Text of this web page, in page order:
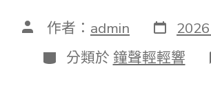
文 作者： admin 發
表
日
期
分
類
分類於 鐘聲輕輕響